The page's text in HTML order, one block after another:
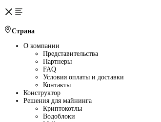
Страна
О компании
Представительства
Партнеры
FAQ
Условия оплаты и доставки
Контакты
Конструктор
Решения для майнинга
Криптокотлы
Водоблоки